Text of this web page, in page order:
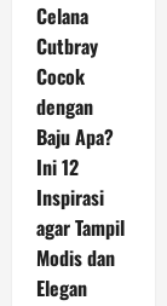
Celana
Cutbray
Cocok
dengan
Baju Apa?
Ini 12
Inspirasi
agar Tampil
Modis dan
Elegan